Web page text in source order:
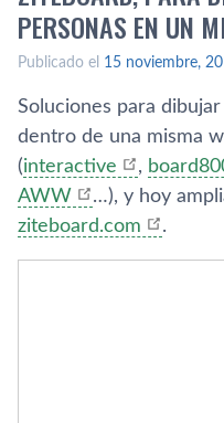
PERSONAS EN UN
Publicado el 15 noviembre,
Soluciones para
dentro de una misma
(interactive ,
AWW
…), y hoy
ziteboard.com
.